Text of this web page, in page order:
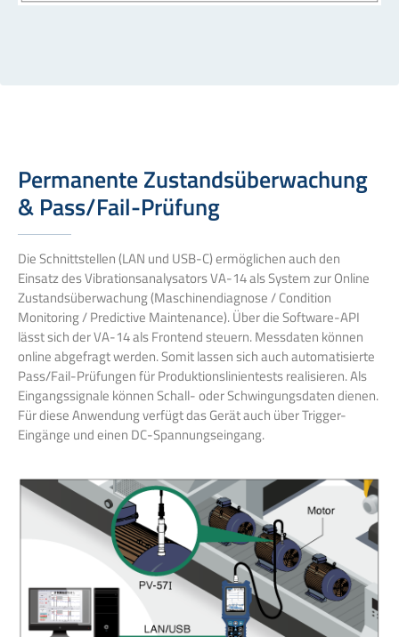
Permanente Zustandsüberwachung
& Pass/Fail-Prüfung
Die Schnittstellen (LAN und USB-C) ermöglichen auch den
Einsatz des Vibrationsanalysators VA-14 als System zur Online
Zustandsüberwachung (Maschinendiagnose / Condition
Monitoring / Predictive Maintenance). Über die Software-API
lässt sich der VA-14 als Frontend steuern. Messdaten können
online abgefragt werden. Somit lassen sich auch automatisierte
Pass/Fail-Prüfungen für Produktionslinientests realisieren. Als
Eingangssignale können Schall- oder Schwingungsdaten dienen.
Für diese Anwendung verfügt das Gerät auch über Trigger-
Eingänge und einen DC-Spannungseingang.